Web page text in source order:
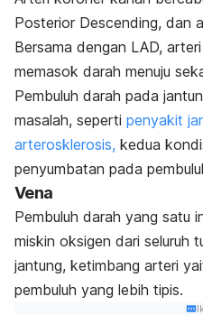
Posterior Descending, dan
Bersama dengan LAD,
memasok darah menuju
Pembuluh darah pada
masalah, seperti penyakit
arterosklerosis, kedua
penyumbatan pada
Vena
Pembuluh darah yang satu
miskin oksigen dari seluruh
jantung, ketimbang arteri
pembuluh yang lebih tipis.